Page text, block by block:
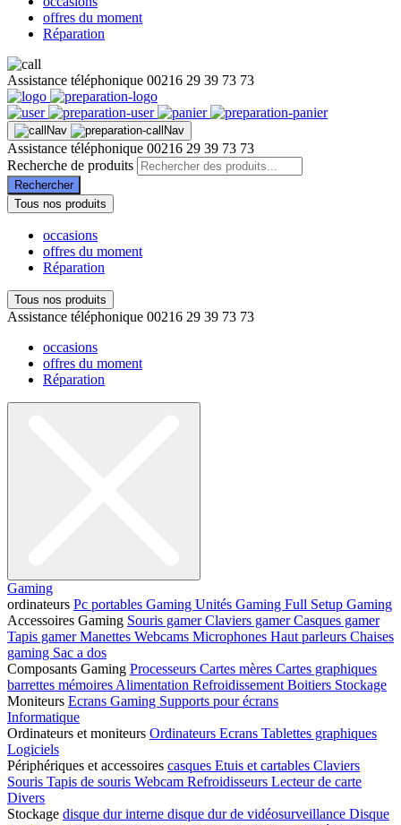
offres du moment
Réparation
Assistance téléphonique 00216 29 39 73 73
Assistance téléphonique 00216 29 39 73 73
Recherche de produits
Rechercher
Tous nos produits
occasions
offres du moment
Réparation
Tous nos produits
Assistance téléphonique 00216 29 39 73 73
occasions
offres du moment
Réparation
Gaming
ordinateurs Pc portables Gaming Unités Gaming Full Setup Gaming
Accessoires Gaming Souris gamerClaviers gamerCasques gamer
Tapis gamerManettes Webcams Microphones Haut parleurs Chaises
gaming Sac a dos
Composants Gaming Processeurs Cartes mères Cartes graphiques
barrettes mémoires Alimentation Refroidissement Boitiers Stockage
Moniteurs Ecrans Gaming Supports pour écrans
Informatique
Ordinateurs et moniteurs Ordinateurs Ecrans Tablettes graphiques
Logiciels
Périphériques et accessoires casques Etuis et cartables Claviers
Souris Tapis de souris Webcam Refroidisseurs Lecteur de carte
Divers
Stockage disque dur interne disque dur de vidéosurveillance Disque